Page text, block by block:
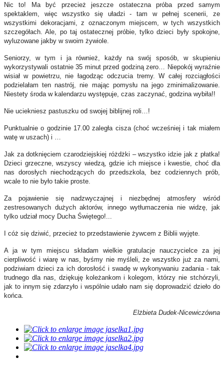
Nic to! Ma być przecież jeszcze ostateczna próba przed samym
spektaklem, więc wszystko się uładzi - tam w pełnej scenerii, ze
wszystkimi dekoracjami, z oznaczonym miejscem, w tych wszystkich
szczegółach. Ale, po taj ostatecznej próbie, tylko dzieci były spokojne,
wyluzowane jakby w swoim żywiole.
Seniorzy, w tym i ja również, każdy na swój sposób, w skupieniu
wykorzystywali ostatnie 35 minut przed godziną zero… Niepokój wyraźnie
wisiał w powietrzu, nie łagodząc odczucia tremy. W całej rozciągłości
podzielałam ten nastrój, nie mając pomysłu na jego zminimalizowanie.
Niestety środa w kalendarzu występuje, czas zaczynać, godzina wybiła!!
Nie uciekniesz pastuszku od swojej biblijnej roli…!
Punktualnie o godzinie 17.00 zaległa cisza (choć wcześniej i tak miałem
watę w uszach) i …
Jak za dotknięciem czarodziejskiej różdżki – wszystko idzie jak z płatka!
Dzieci grzeczne, wszyscy wiedzą, gdzie ich miejsce i kwestie, choć dla
nas dorosłych niechodzących do przedszkola, bez codziennych prób,
wcale to nie było takie proste.
Za pojawienie się nadzwyczajnej i niezbędnej atmosfery wśród
zestresowanych dużych aktorów, innego wytłumaczenia nie widzę, jak
tylko udział mocy Ducha Świętego!...
I cóż się dziwić, przecież to przedstawienie żywcem z Biblii wyjęte.
A ja w tym miejscu składam wielkie gratulacje nauczycielce za jej
cierpliwość i wiarę w nas, byśmy nie myśleli, że wszystko już za nami,
podziwiam dzieci za ich dorosłość i swadę w wykonywaniu zadania - tak
trudnego dla nas, dziękuję koleżankom i kolegom, którzy nie stchórzyli,
jak to innym się zdarzyło i wspólnie udało nam się doprowadzić dzieło do
końca.
Elżbieta Dudek-Nicewiczówna